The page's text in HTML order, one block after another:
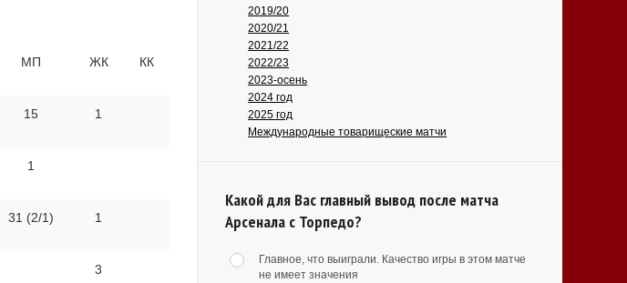
МП ЖК КК
15 1
1
31 (2/1) 1
3
2019/20
2020/21
2021/22
2022/23
2023-осень
2024 год
2025 год
Международные товарищеские матчи
Какой для Вас главный вывод после матча
Арсенала с Торпедо?
Главное, что выиграли. Качество игры в этом матче
не имеет значения